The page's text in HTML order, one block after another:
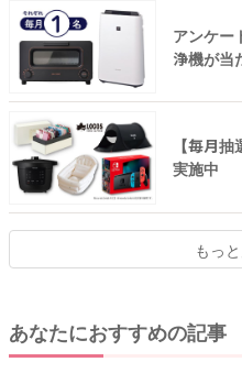
アンケー
浄機が当
【毎月
実施中
もっ
あなたにおすすめの記事